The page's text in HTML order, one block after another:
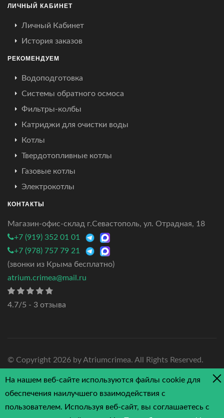
ЛИЧНЫЙ КАБИНЕТ
Личный Кабинет
История заказов
РЕКОМЕНДУЕМ
Водоподготовка
Системы обратного осмоса
Фильтры-колбы
Катриджи для очистки воды
Котлы
Твердотопливные котлы
Газовые котлы
Электрокотлы
КОНТАКТЫ
Магазин-офис-склад г.Севастополь, ул. Отрадная, 18
+7 (919) 352 01 01
+7 (978) 757 79 21
(звонки из Крыма бесплатно)
atrium.crimea@mail.ru
4.7/5 - 3 отзыва
© Copyright 2026 by Atriumcrimea. All Rights Reserved.
На нашем веб-сайте используются файлы cookie для
обеспечения наилучшего взаимодействия с
пользователем. Используя веб-сайт, вы соглашаетесь с